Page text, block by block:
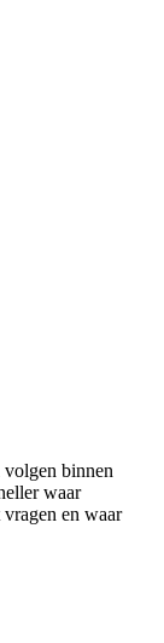
volgen binnen
waar
en waar